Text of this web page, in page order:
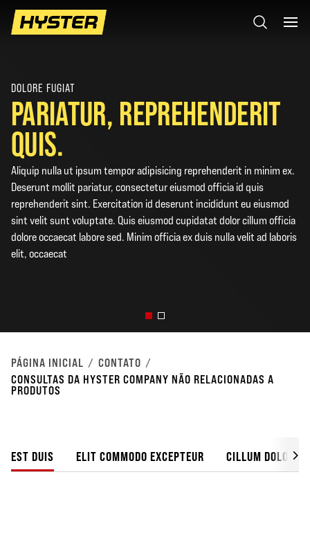
DOLORE FUGIAT
PARIATUR, REPREHENDERIT
QUIS.
Aliquip nulla ut ipsum tempor adipisicing reprehenderit in minim ex.
Deserunt mollit pariatur, consectetur eiusmod officia id quis
reprehenderit sint. Exercitation id deserunt incididunt eu eiusmod
sint velit sunt voluptate. Quis eiusmod cupidatat dolor cillum officia
dolore occaecat labore sed. Minim officia ex duis nulla velit ad laboris
elit, occaecat
PÁGINA INICIAL
CONTATO
CONSULTAS DA HYSTER COMPANY NÃO RELACIONADAS A
PRODUTOS
EST DUIS ELIT COMMODO EXCEPTEUR CILLUM DOLORE